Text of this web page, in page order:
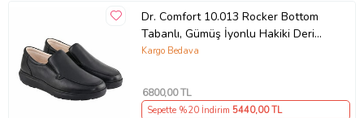
Dr. Comfort 10.013 Rocker Bottom
Tabanlı, Gümüş İyonlu Hakiki Deri
Erkek Ayakkabısı
Kargo Bedava
6800,00 TL
Sepette %20 İndirim 5440,00 TL